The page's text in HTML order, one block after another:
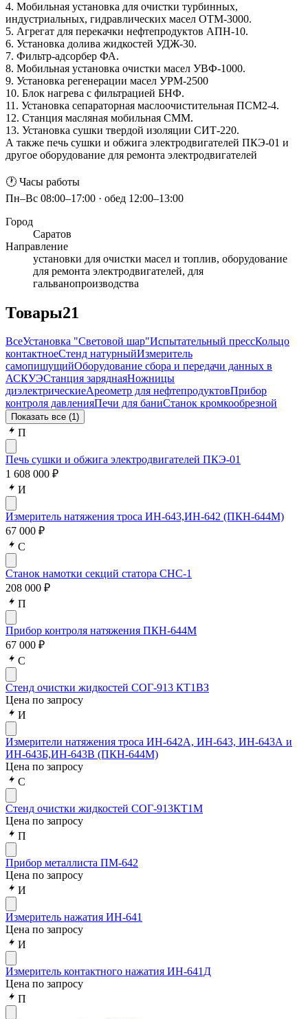
4. Мобильная установка для очистки турбинных,
индустриальных, гидравлических масел ОТМ-3000.
5. Агрегат для перекачки нефтепродуктов АПН-10.
6. Установка долива жидкостей УДЖ-30.
7. Фильтр-адсорбер ФА.
8. Мобильная установка очистки масел УВФ-1000.
9. Установка регенерации масел УРМ-2500
10. Блок нагрева с фильтрацией БНФ.
11. Установка сепараторная маслоочистительная ПСМ2-4.
12. Станция масляная мобильная СММ.
13. Установка сушки твердой изоляции СИТ-220.
А также печь сушки и обжига электродвигателей ПКЭ-01 и
другое оборудование для ремонта электродвигателей
🕐 Часы работы
Пн–Вс 08:00–17:00 · обед 12:00–13:00
Город
Саратов
Направление
установки для очистки масел и топлив, оборудование
для ремонта электродвигателей, для
гальванопроизводства
Товары21
ВсеУстановка "Световой шар"Испытательный прессКольцо
контактноеСтенд натурныйИзмеритель
самопишущийОборудование сбора и передачи данных в
АСКУЭСтанция заряднаяНожницы
диэлектрическиеАреометр для нефтепродуктовПрибор
контроля давленияПечи для баниСтанок кромкообрезной
Показать все (1)
П
Печь сушки и обжига электродвигателей ПКЭ-01
1 608 000 ₽
И
Измеритель натяжения троса ИН-643,ИН-642 (ПКН-644М)
67 000 ₽
С
Станок намотки секций статора СНС-1
208 000 ₽
П
Прибор контроля натяжения ПКН-644М
67 000 ₽
С
Стенд очистки жидкостей СОГ-913 КТ1ВЗ
Цена по запросу
И
Измерители натяжения троса ИН-642А, ИН-643, ИН-643А и
ИН-643Б,ИН-643В (ПКН-644М)
Цена по запросу
С
Стенд очистки жидкостей СОГ-913КТ1М
Цена по запросу
П
Прибор металлиста ПМ-642
Цена по запросу
И
Измеритель нажатия ИН-641
Цена по запросу
И
Измеритель контактного нажатия ИН-641Д
Цена по запросу
П